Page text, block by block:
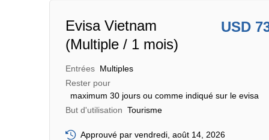
Evisa Vietnam
(Multiple / 1 mois)
USD
Entrées Multiples
Rester pour
maximum 30 jours ou comme indiqué sur le evisa
But d'utilisation Tourisme
Approuvé par vendredi, août 14, 2026